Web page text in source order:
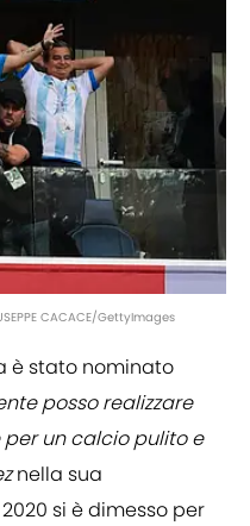
CACACE/GettyImages
è stato nominato
posso realizzare
un calcio pulito e
nella sua
si è dimesso per